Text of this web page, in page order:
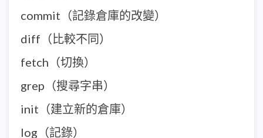
commit（記錄倉庫的改變）
diff（比較不同）
fetch（切換）
grep（搜尋字串）
init（建立新的倉庫）
log（記錄）